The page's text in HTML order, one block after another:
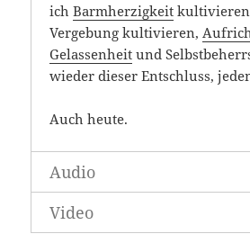
ichBarmherzigkeit
Vergebung kultivieren,
Gelassenheit und
wieder dieser Entschluss,
Auch heute.
Audio
Video